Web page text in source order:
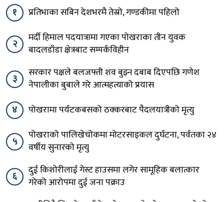
१ प्रतिभाका सबिन देशभरमै तेस्रो, गण्डकीमा पहिलो
२
मर्दी हिमाल पदयात्रामा गएका पोखराका तीन युवक
बादलडाँडा क्षेत्रबाट सम्पर्कविहीन
३
सरकार पक्षले बलजफ्ती शव बुझ्न दबाब दिएपछि गणेश
नेपालीका बुबाले गरे आत्महत्याको प्रयास
४
पोखरामा पर्यटकबसको ठक्करबाट पैदलयात्रीको मृत्यु
५
पोखराको पालिखेचोकमा मोटरसाइकल दुर्घटना, पर्वतका २४
वर्षीय सुनारको मृत्यु
६
दुई किशोरीलाई गेस्ट हाउसमा लगेर सामूहिक बलात्कार
गरेको आरोपमा दुई जना पक्राउ